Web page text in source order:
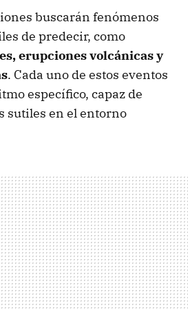
buscarán fenómenos
de predecir, como
erupciones volcánicas y
. Cada uno de estos eventos
específico, capaz de
sutiles en el entorno